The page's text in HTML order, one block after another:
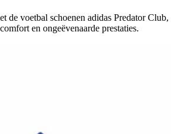
de voetbal schoenen adidas Predator Club,
en ongeëvenaarde prestaties.